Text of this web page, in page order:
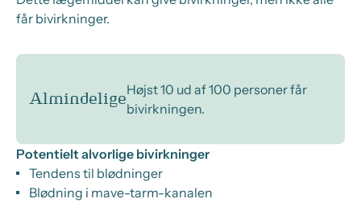
får bivirkninger.
Almindelige
Højst 10 ud af 100 personer får
bivirkningen.
Potentielt alvorlige bivirkninger
Tendens til blødninger
Blødning i mave-tarm-kanalen